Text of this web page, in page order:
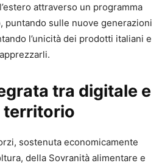
attraverso un programma
puntando sulle nuove generazioni
l’unicità dei prodotti italiani e
tra digitale e
territorio
sostenuta economicamente
della Sovranità alimentare e